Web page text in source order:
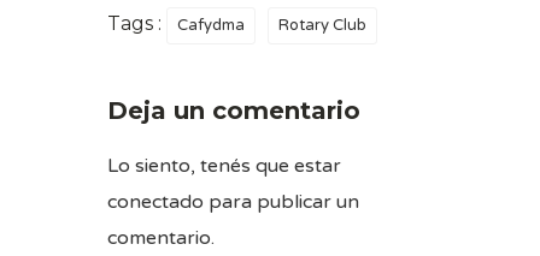
Tags : Cafydma Rotary Club
Deja un comentario
Lo siento, tenés que estar
conectado para publicar un
comentario.